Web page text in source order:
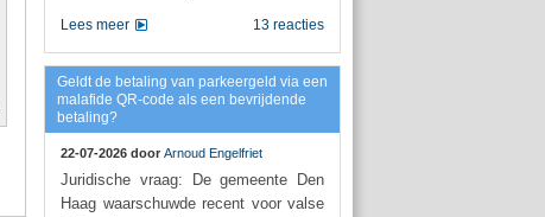
13 reacties
Lees meer
Geldt de betaling van parkeergeld via een
malafide QR-code als een bevrijdende
betaling?
22-07-2026 door Arnoud Engelfriet
Juridische vraag: De gemeente Den
Haag waarschuwde recent voor valse